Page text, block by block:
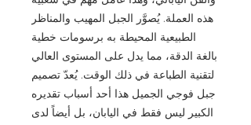
هذه العملة. يُصوَّر الجبل المهيب والمناظر
الطبيعية المحيطة به برسومات خطية
بالغة الدقة، مما يدل على المستوى العالي
لتقنية الطباعة في ذلك الوقت. يُعدّ تصميم
جبل فوجي الجميل هذا أحد أسباب تقديره
الكبير ليس فقط في اليابان، بل أيضاً لدى